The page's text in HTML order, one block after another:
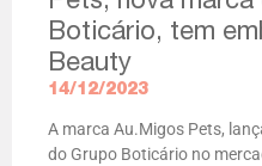
Boticário, tem
Beauty
14/12/2023
A marca Au.Migos Pets,
do Grupo Boticário no